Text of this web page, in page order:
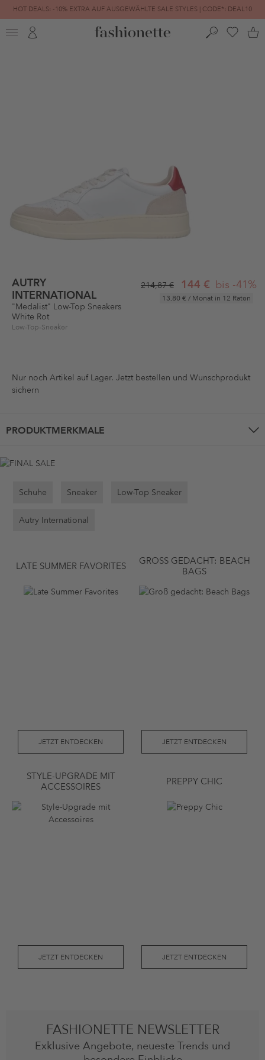
HOT DEALS: -10% EXTRA AUF AUSGEWÄHLTE SALE STYLES | CODE*: DEAL10
FINAL SALE | BIS ZU -80% REDUZIERT
AUTRY
INTERNATIONAL
"Medalist" Low-Top Sneakers
White Rot
Low-Top-Sneaker
214,87 € 144 € bis -41%
13,80 € / Monat in 12 Raten
Nur noch Artikel auf Lager. Jetzt bestellen und Wunschprodukt
sichern
PRODUKTMERKMALE
Schuhe Sneaker Low-Top Sneaker
Autry International
LATE SUMMER FAVORITES
JETZT ENTDECKEN
GROSS GEDACHT: BEACH B
AGS
JETZT ENTDECKEN
STYLE-UPGRADE MIT
ACCESSOIRES
JETZT ENTDECKEN
PREPPY CHIC
JETZT ENTDECKEN
FASHIONETTE NEWSLETTER
Exklusive Angebote, neueste Trends und